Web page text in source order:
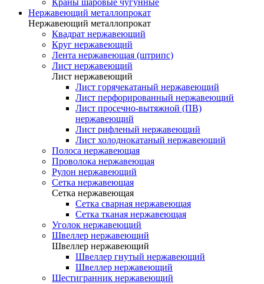
Краны шаровые чугунные
Нержавеющий металлопрокат
Нержавеющий металлопрокат
Квадрат нержавеющий
Круг нержавеющий
Лента нержавеющая (штрипс)
Лист нержавеющий
Лист нержавеющий
Лист горячекатаный нержавеющий
Лист перфорированный нержавеющий
Лист просечно-вытяжной (ПВ)
нержавеющий
Лист рифленый нержавеющий
Лист холоднокатаный нержавеющий
Полоса нержавеющая
Проволока нержавеющая
Рулон нержавеющий
Сетка нержавеющая
Сетка нержавеющая
Сетка сварная нержавеющая
Сетка тканая нержавеющая
Уголок нержавеющий
Швеллер нержавеющий
Швеллер нержавеющий
Швеллер гнутый нержавеющий
Швеллер нержавеющий
Шестигранник нержавеющий